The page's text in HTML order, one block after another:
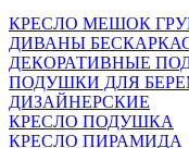
КРЕСЛО МЕШОК
ДИВАНЫ
ДЕКОРАТИВНЫЕ
ПОДУШКИ ДЛЯ
ДИЗАЙНЕРСКИЕ
КРЕСЛО ПОДУШКА
КРЕСЛО ПИРАМИДА